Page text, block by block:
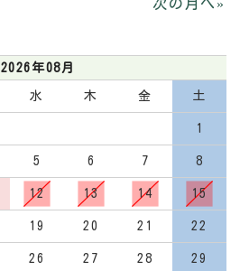
2026年08月
水 木 金 土
1
5 6 7 8
12 13 14 15
19 20 21 22
26 27 28 29